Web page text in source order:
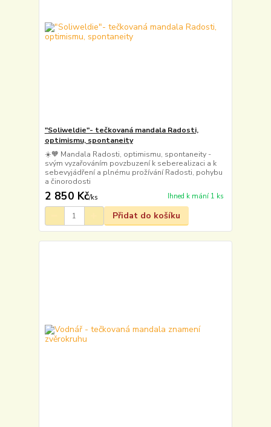
"Soliweldie"- tečkovaná mandala Radosti,
optimismu, spontaneity
☀️🧡 Mandala Radosti, optimismu, spontaneity -
svým vyzařováním povzbuzení k seberealizaci a k
sebevyjádření a plnému prožívání Radosti, pohybu
a činorodosti
2 850 Kč/ks Ihned k mání 1 ks
Přidat do košíku